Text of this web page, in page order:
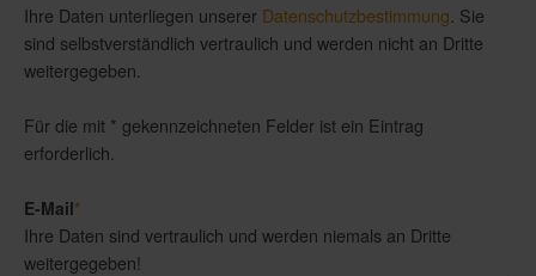
Ihre Daten unterliegen unserer Datenschutzbestimmung . Sie
sind selbstverständlich vertraulich und werden nicht an Dritte
weitergegeben.
Für die mit * gekennzeichneten Felder ist ein Eintrag
erforderlich.
E-Mail*
Ihre Daten sind vertraulich und werden niemals an Dritte
weitergegeben!